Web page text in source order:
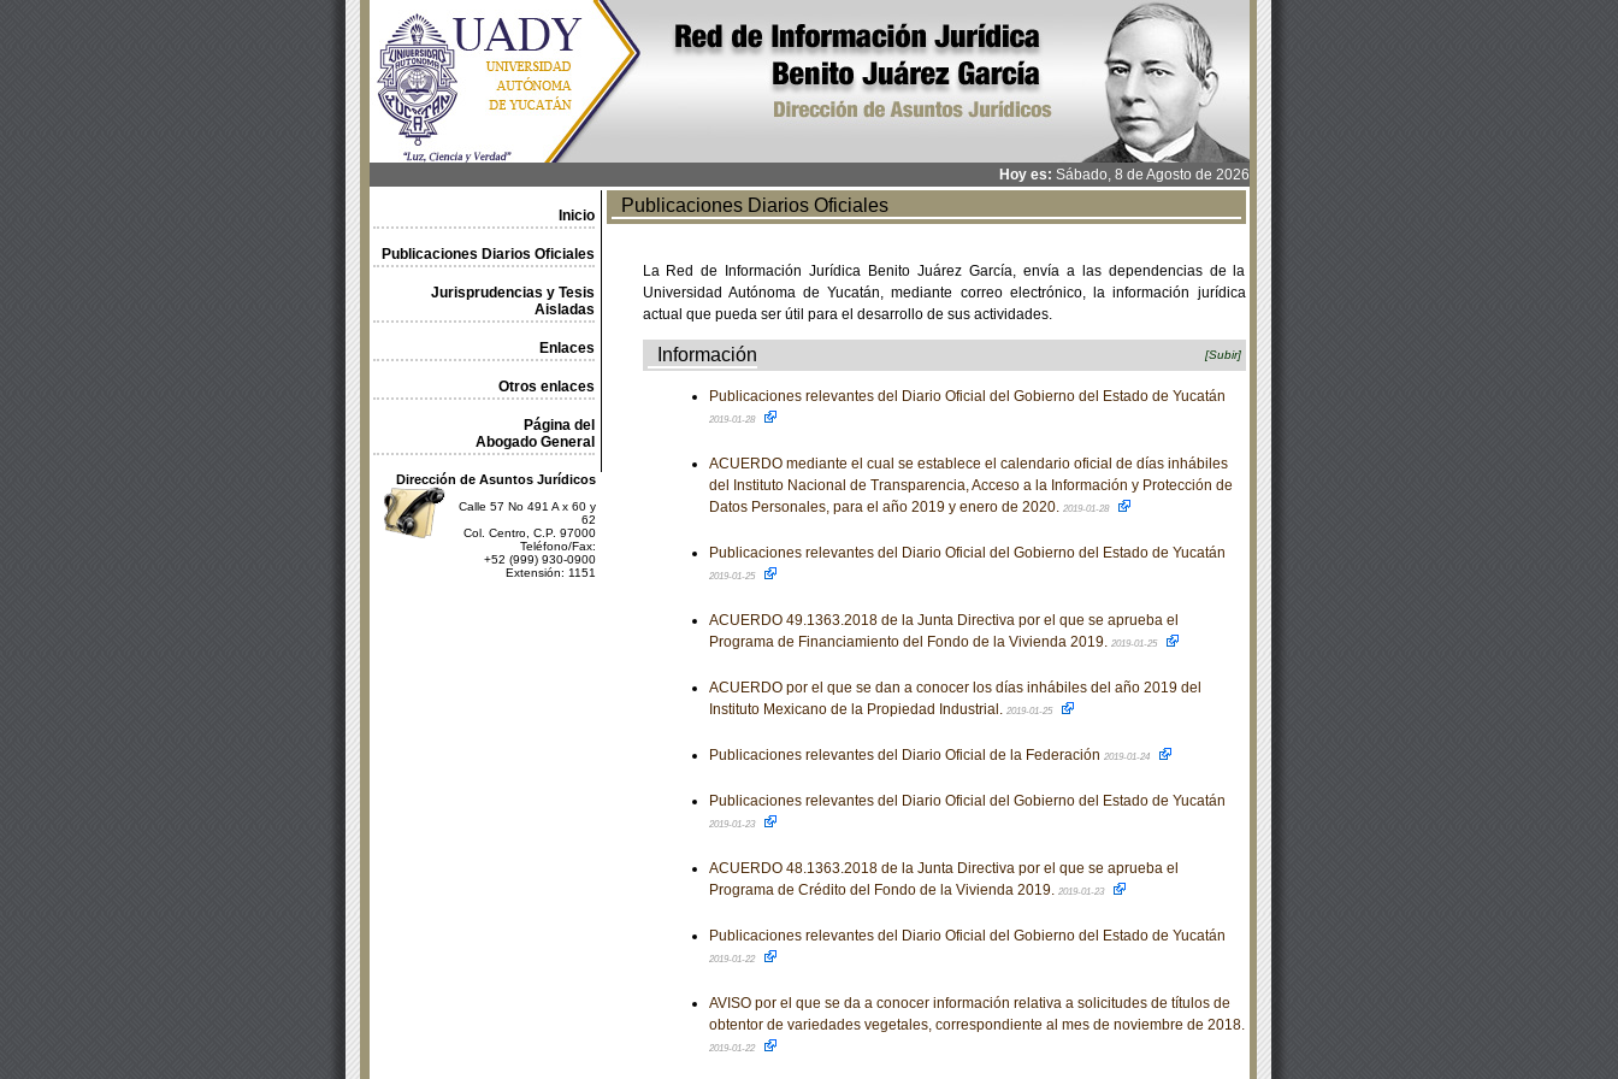
Hoy es: Sábado, 8 de Agosto de 2026
Inicio
Publicaciones Diarios Oficiales
Jurisprudencias y Tesis
Aisladas
Enlaces
Otros enlaces
Página del
Abogado General
Dirección de Asuntos Jurídicos
Calle 57 No 491 A x 60 y
62
Col. Centro, C.P. 97000
Teléfono/Fax:
+52 (999) 930-0900
Extensión: 1151
Publicaciones Diarios Oficiales
La Red de Información Jurídica Benito Juárez García, envía a las dependencias de la
Universidad Autónoma de Yucatán, mediante correo electrónico, la información jurídica
actual que pueda ser útil para el desarrollo de sus actividades.
Información [Subir]
Publicaciones relevantes del Diario Oficial del Gobierno del Estado de Yucatán
2019-01-28
ACUERDO mediante el cual se establece el calendario oficial de días inhábiles
del Instituto Nacional de Transparencia, Acceso a la Información y Protección de
Datos Personales, para el año 2019 y enero de 2020. 2019-01-28
Publicaciones relevantes del Diario Oficial del Gobierno del Estado de Yucatán
2019-01-25
ACUERDO 49.1363.2018 de la Junta Directiva por el que se aprueba el
Programa de Financiamiento del Fondo de la Vivienda 2019. 2019-01-25
ACUERDO por el que se dan a conocer los días inhábiles del año 2019 del
Instituto Mexicano de la Propiedad Industrial. 2019-01-25
Publicaciones relevantes del Diario Oficial de la Federación 2019-01-24
Publicaciones relevantes del Diario Oficial del Gobierno del Estado de Yucatán
2019-01-23
ACUERDO 48.1363.2018 de la Junta Directiva por el que se aprueba el
Programa de Crédito del Fondo de la Vivienda 2019. 2019-01-23
Publicaciones relevantes del Diario Oficial del Gobierno del Estado de Yucatán
2019-01-22
AVISO por el que se da a conocer información relativa a solicitudes de títulos de
obtentor de variedades vegetales, correspondiente al mes de noviembre de 2018.
2019-01-22